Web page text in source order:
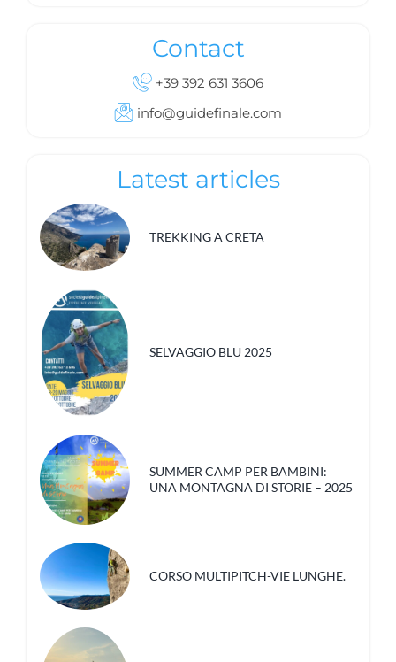
Contact
+39 392 631 3606
info@guidefinale.com
Latest articles
TREKKING A CRETA
SELVAGGIO BLU 2025
SUMMER CAMP PER BAMBINI:
UNA MONTAGNA DI STORIE – 2025
CORSO MULTIPITCH-VIE LUNGHE.